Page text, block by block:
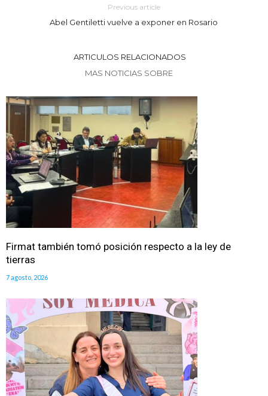
Previous article
Abel Gentiletti vuelve a exponer en Rosario
ARTICULOS RELACIONADOS
MAS NOTICIAS SOBRE
Firmat también tomó posición respecto a la ley de
tierras
7 agosto, 2026